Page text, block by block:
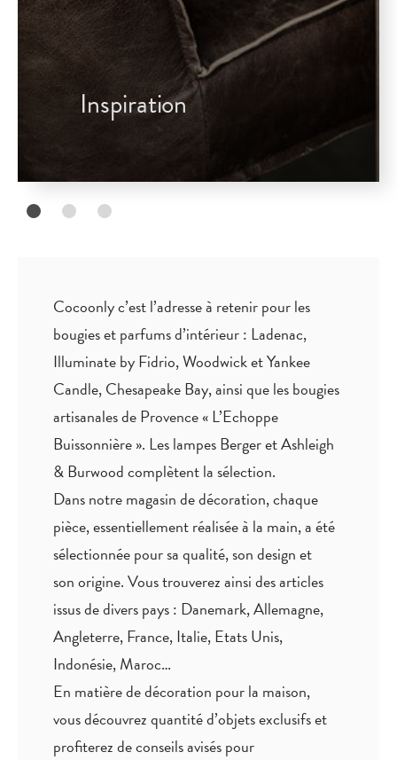
Inspiration
Cocoonly c’est l’adresse à retenir pour les
bougies et parfums d’intérieur : Ladenac,
Illuminate by Fidrio, Woodwick et Yankee
Candle, Chesapeake Bay, ainsi que les bougies
artisanales de Provence « L’Echoppe
Buissonnière ». Les lampes Berger et Ashleigh
& Burwood complètent la sélection.
Dans notre magasin de décoration, chaque
pièce,essentiellement réalisée à la main, a été
sélectionnée pour sa qualité, son design et
son origine. Vous trouverez ainsi des articles
issus de divers pays : Danemark, Allemagne,
Angleterre, France, Italie, Etats Unis,
Indonésie, Maroc…
En matière de décoration pour la maison,
vous découvrez quantitéd’objets exclusifset
profiterez deconseils aviséspour